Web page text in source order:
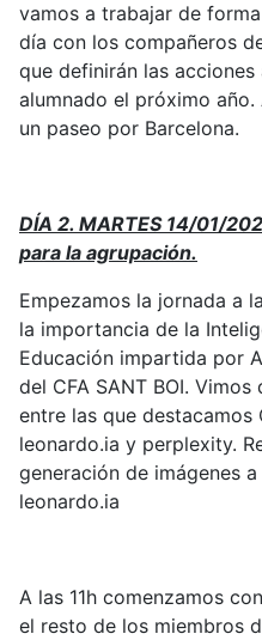
vamos a trabajar de
día con los compañeros
que definirán las
alumnado el próximo
un paseo por Barcelona.
DÍA 2. MARTES 14/01/
para la agrupación.
Empezamos la jornada a
la importancia de la
Educación impartida por
del CFA SANT BOI.
entre las que destacamos
leonardo.ia y perplexity.
generación de imágenes
leonardo.ia
A las 11h comenzamos
el resto de los miembros